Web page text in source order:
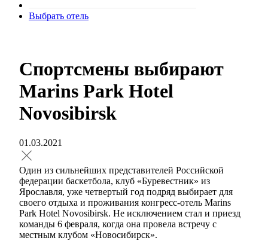
Выбрать отель
Спортсмены выбирают
Marins Park Hotel
Novosibirsk
01.03.2021
Один из сильнейших представителей Российской
федерации баскетбола, клуб «Буревестник» из
Ярославля, уже четвертый год подряд выбирает для
своего отдыха и проживания конгресс-отель Marins
Park Hotel Novosibirsk. Не исключением стал и приезд
команды 6 февраля, когда она провела встречу с
местным клубом «Новосибирск».